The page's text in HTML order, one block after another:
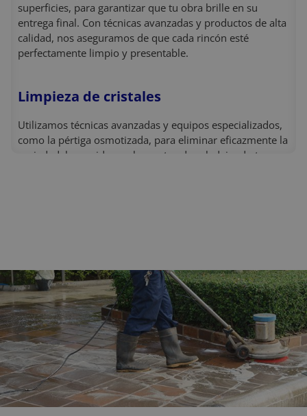
superficies, para garantizar que tu obra brille en su
entrega final. Con técnicas avanzadas y productos de alta
calidad, nos aseguramos de que cada rincón esté
perfectamente limpio y presentable.
Limpieza de cristales
Utilizamos técnicas avanzadas y equipos especializados,
como la pértiga osmotizada, para eliminar eficazmente la
suciedad, los residuos y los restos de cal, dejando tus